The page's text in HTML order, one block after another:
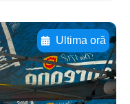
Ultima oră
pentru
aici